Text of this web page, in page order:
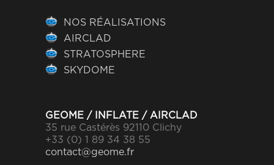
NOS RÉALISATIONS
AIRCLAD
STRATOSPHERE
SKYDOME
GEOME / INFLATE / AIRCLAD
35 rue Castérès 92110 Clichy
+33 (0) 1 89 34 38 55
contact@geome.fr